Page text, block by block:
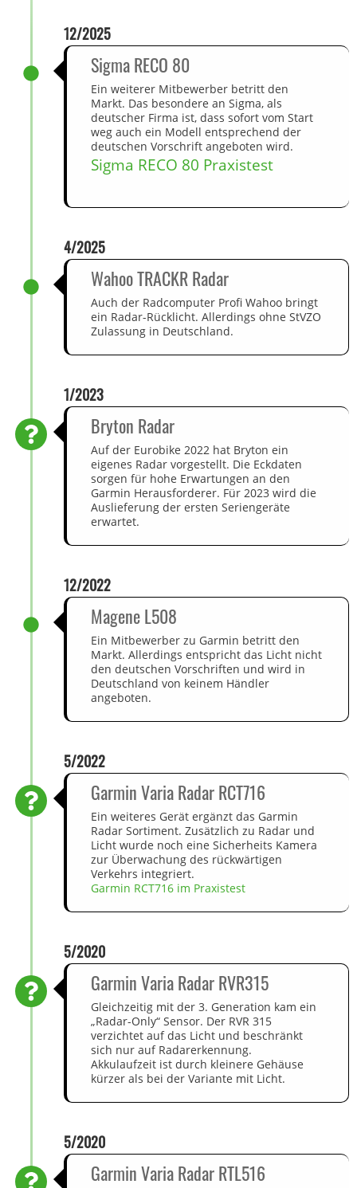
12/2025
Sigma RECO 80
Ein weiterer Mitbewerber betritt den
Markt. Das besondere an Sigma, als
deutscher Firma ist, dass sofort vom Start
weg auch ein Modell entsprechend der
deutschen Vorschrift angeboten wird.
Sigma RECO 80 Praxistest
4/2025
Wahoo TRACKR Radar
Auch der Radcomputer Profi Wahoo bringt
ein Radar-Rücklicht. Allerdings ohne StVZO
Zulassung in Deutschland.
1/2023
Bryton Radar
Auf der Eurobike 2022 hat Bryton ein
eigenes Radar vorgestellt. Die Eckdaten
sorgen für hohe Erwartungen an den
Garmin Herausforderer. Für 2023 wird die
Auslieferung der ersten Seriengeräte
erwartet.
12/2022
Magene L508
Ein Mitbewerber zu Garmin betritt den
Markt. Allerdings entspricht das Licht nicht
den deutschen Vorschriften und wird in
Deutschland von keinem Händler
angeboten.
5/2022
Garmin Varia Radar RCT716
Ein weiteres Gerät ergänzt das Garmin
Radar Sortiment. Zusätzlich zu Radar und
Licht wurde noch eine Sicherheits Kamera
zur Überwachung des rückwärtigen
Verkehrs integriert.
Garmin RCT716 im Praxistest
5/2020
Garmin Varia Radar RVR315
Gleichzeitig mit der 3. Generation kam ein
„Radar-Only“ Sensor. Der RVR 315
verzichtet auf das Licht und beschränkt
sich nur auf Radarerkennung.
Akkulaufzeit ist durch kleinere Gehäuse
kürzer als bei der Variante mit Licht.
5/2020
Garmin Varia Radar RTL516